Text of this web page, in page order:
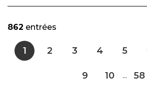
862 entrées
1 2 3 4 5
9 10 ... 58